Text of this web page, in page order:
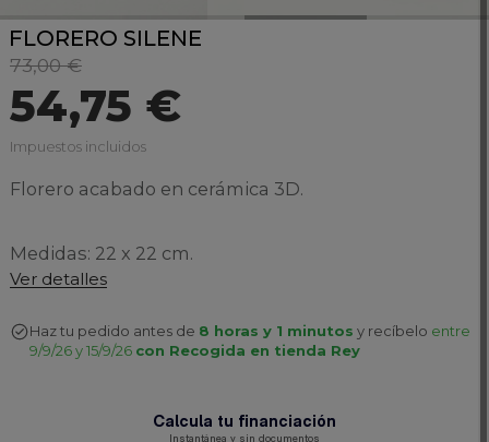
FLORERO SILENE
73,00 €
54,75 €
Impuestos incluidos
Florero acabado en cerámica 3D.
Medidas: 22 x 22 cm.
Ver detalles
Haz tu pedido antes de 8 horas y 1 minutos y recíbelo entre
9/9/26 y 15/9/26 con Recogida en tienda Rey